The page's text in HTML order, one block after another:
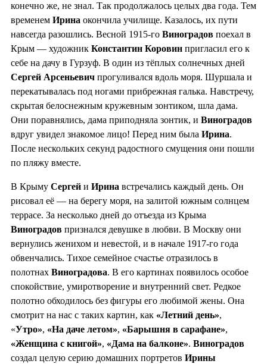
конечно же, не знал. Так продолжалось целых два года. Тем
временем Ирина окончила училище. Казалось, их пути
навсегда разошлись. Весной 1915-го Виноградов поехал в
Крым — художник Константин Коровин пригласил его к
себе на дачу в Гурзуф. В один из тёплых солнечных дней
Сергей Арсеньевич прогуливался вдоль моря. Шуршала и
перекатывалась под ногами прибрежная галька. Навстречу,
скрытая белоснежным кружевным зонтиком, шла дама.
Они поравнялись, дама приподняла зонтик, и Виноградов
вдруг увидел знакомое лицо! Перед ним была Ирина.
После нескольких секунд радостного смущения они пошли
по пляжу вместе.
В Крыму Сергей и Ирина встречались каждый день. Он
рисовал её — на берегу моря, на залитой южным солнцем
террасе. За несколько дней до отъезда из Крыма
Виноградов признался девушке в любви. В Москву они
вернулись женихом и невестой, и в начале 1917-го года
обвенчались. Тихое семейное счастье отразилось в
полотнах Виноградова. В его картинах появилось особое
спокойствие, умиротворение и внутренний свет. Редкое
полотно обходилось без фигуры его любимой жены. Она
смотрит на нас с таких картин, как «Летний день»,
«Утро», «На даче летом», «Барышня в сарафане»,
«Женщина с книгой», «Дама на балконе». Виноградов
создал целую серию домашних портретов Ирины